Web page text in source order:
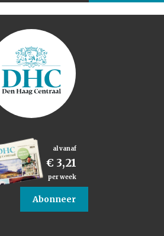
al vanaf
€ 3,21
per week
Abonneer